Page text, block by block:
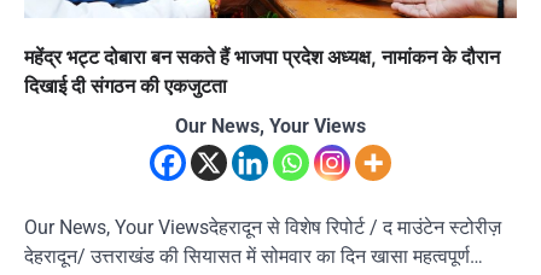
महेंद्र भट्ट दोबारा बन सकते हैं भाजपा प्रदेश अध्यक्ष, नामांकन के दौरान
दिखाई दी संगठन की एकजुटता
Our News, Your Views
Our News, Your Viewsदेहरादून से विशेष रिपोर्ट / द माउंटेन स्टोरीज़
देहरादून/ उत्तराखंड की सियासत में सोमवार का दिन खासा महत्वपूर्ण…